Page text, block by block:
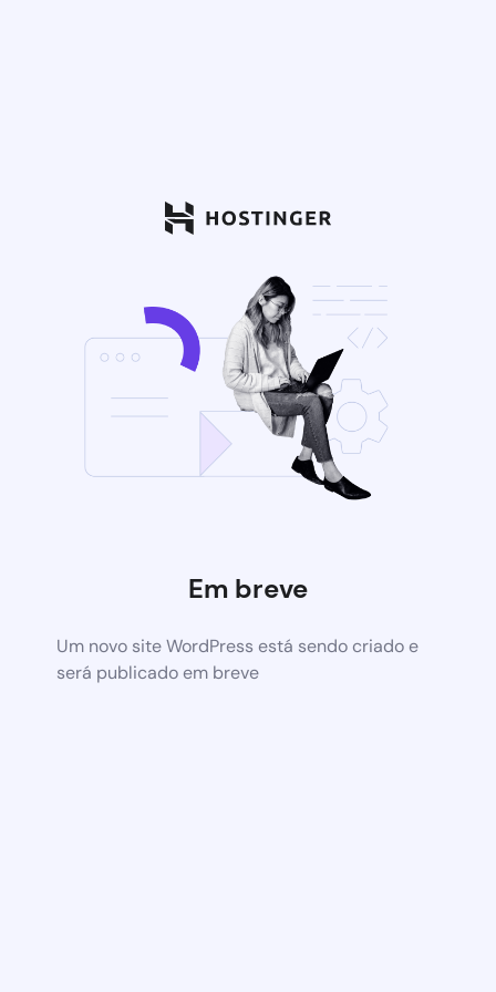
Em breve
Um novo site WordPress está sendo criado e
será publicado em breve